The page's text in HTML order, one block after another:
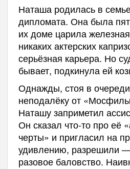
Наташа родилась в
дипломата. Она была
их доме царила
никаких актерских
серьёзная карьера. Но
бывает, подкинула ей
Однажды, стоя в
неподалёку от
Наташу заприметил
Он сказал что-то про её
черты» и пригласил на
удивлению, разрешили
разовое баловство.